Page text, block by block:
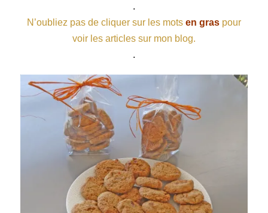
.
N’oubliez pas de cliquer sur les mots en graspour
voir les articles sur mon blog.
.